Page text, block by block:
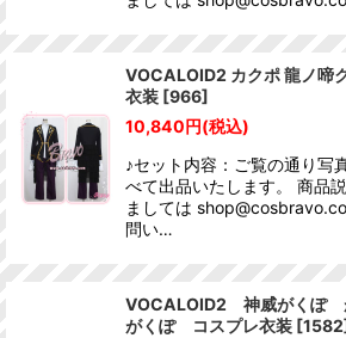
VOCALOID2 カクポ 龍ノ啼
衣装 [966]
10,840円(税込)
♪セット内容：ご覧の通り写
べて出品いたします。 商品
ましては
問い…
VOCALOID2 神威がくぽ
がくぽ コスプレ衣装 [1582